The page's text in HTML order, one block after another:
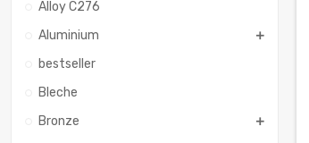
Alloy C276
Aluminium
bestseller
Bleche
Bronze